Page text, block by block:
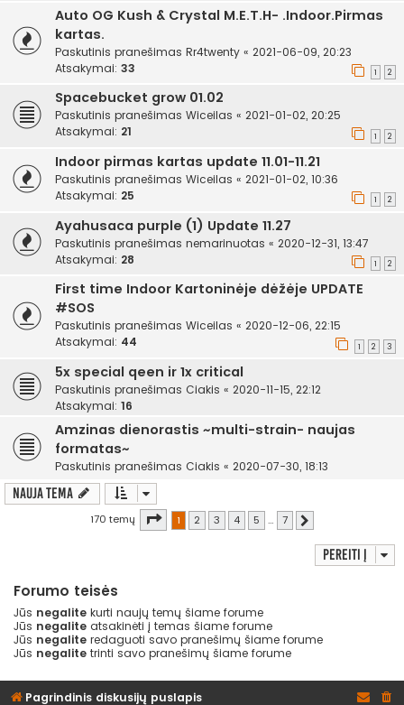
Auto OG Kush & Crystal M.E.T.H- .Indoor.Pirmas
kartas.
Paskutinis pranešimas Rr4twenty « 2021-06-09, 20:23
Atsakymai: 33 1 2
Spacebucket grow 01.02
Paskutinis pranešimas Wiceilas « 2021-01-02, 20:25
Atsakymai: 21 1 2
Indoor pirmas kartas update 11.01-11.21
Paskutinis pranešimas Wiceilas « 2021-01-02, 10:36
Atsakymai: 25 1 2
Ayahusaca purple (1) Update 11.27
Paskutinis pranešimas nemarinuotas « 2020-12-31, 13:47
Atsakymai: 28 1 2
First time Indoor Kartoninėje dėžėje UPDATE
#SOS
Paskutinis pranešimas Wiceilas « 2020-12-06, 22:15
Atsakymai: 44 1 2 3
5x special qeen ir 1x critical
Paskutinis pranešimas Ciakis « 2020-11-15, 22:12
Atsakymai: 16
Amzinas dienorastis ~multi-strain- naujas
formatas~
Paskutinis pranešimas Ciakis « 2020-07-30, 18:13
Nauja tema
170 temų Puslapis iš
1 2 3 4 5 … 7
Pereiti į
Forumo teisės
Jūs negalite kurti naujų temų šiame forume
Jūs negalite atsakinėti į temas šiame forume
Jūs negalite redaguoti savo pranešimų šiame forume
Jūs negalite trinti savo pranešimų šiame forume
Pagrindinis diskusijų puslapis